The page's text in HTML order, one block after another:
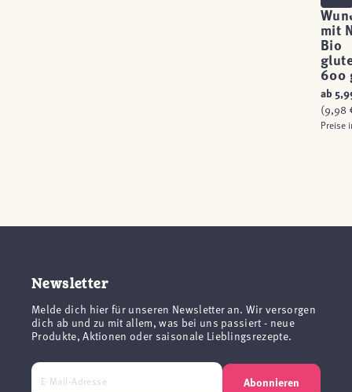
mit
Bio
600
ab
(9,98
Preise
Newsletter
Melde dich hier für unseren Newsletter an. Wir versorgen
dich ab und zu mit allem, was bei uns passiert - neue
Produkte, Aktionen oder saisonale Lieblingsrezepte.
Abonnieren